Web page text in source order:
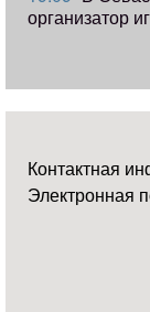
организатор
Контактная
Электронная